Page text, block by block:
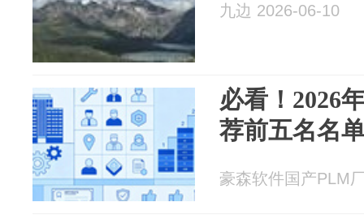
九边 2026-06-10
必看！2026
荐前五名名
豪森软件国产PLM